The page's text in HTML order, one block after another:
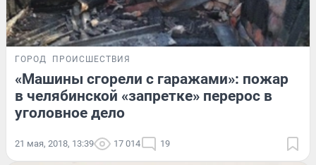
ГОРОД ПРОИСШЕСТВИЯ
«Машины сгорели с гаражами»: пожар
в челябинской «запретке» перерос в
уголовное дело
21 мая, 2018, 13:39 17 014 19